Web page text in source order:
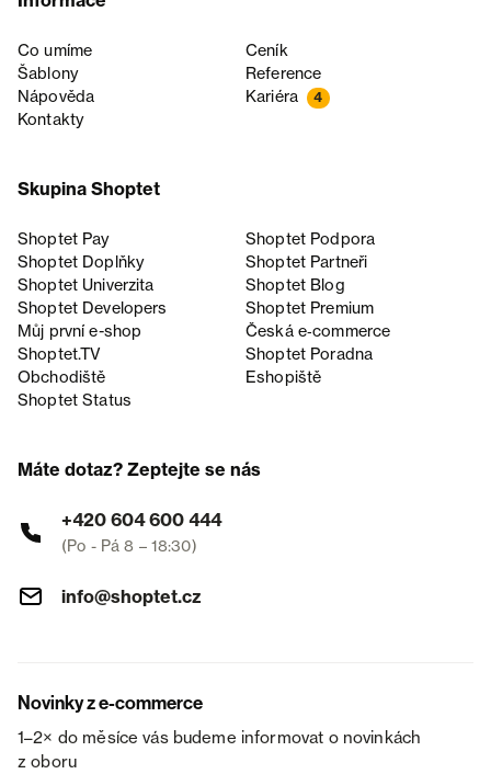
Co umíme
Ceník
Šablony
Reference
Nápověda
Kariéra 4
Kontakty
Skupina Shoptet
Shoptet Pay
Shoptet Podpora
Shoptet Doplňky
Shoptet Partneři
Shoptet Univerzita
Shoptet Blog
Shoptet Developers
Shoptet Premium
Můj první e-shop
Česká e‑commerce
Shoptet.TV
Shoptet Poradna
Obchodiště
Eshopiště
Shoptet Status
Máte dotaz? Zeptejte se nás
+420 604 600 444
(Po - Pá 8 – 18:30)
info@shoptet.cz
Novinky z e-commerce
1–2× do měsíce vás budeme informovat o novinkách
z oboru